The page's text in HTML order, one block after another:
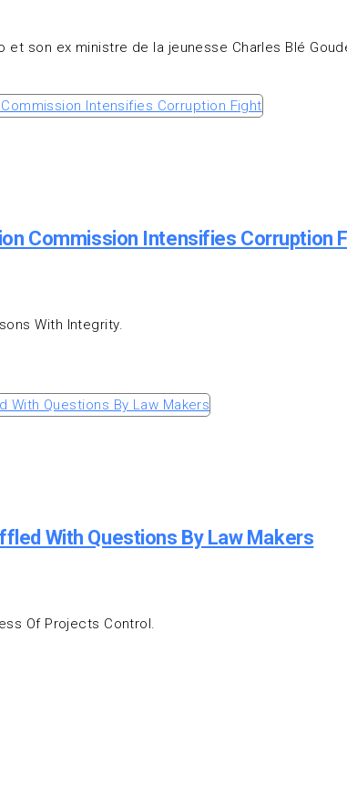
et son ex ministre de la jeunesse Charles Blé
Commission Intensifies Corruption
With Integrity.
With Questions By Law Makers
Of Projects Control.